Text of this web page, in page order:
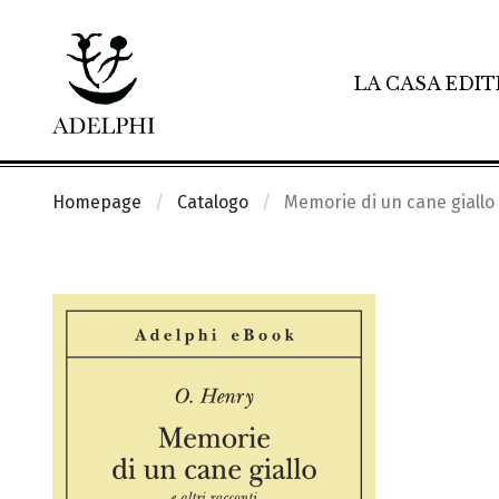
LA CASA
Homepage Catalogo Memorie di un cane giallo